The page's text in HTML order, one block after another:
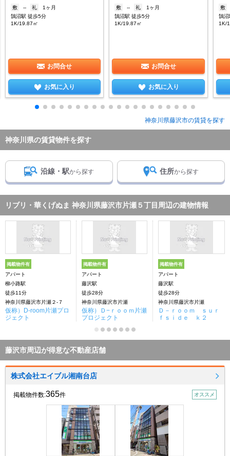
敷
-- 礼
1ヶ月
鵠沼駅 徒歩5分
1K/19.87㎡
お問合せ
お気に入り
敷
-- 礼
1ヶ月
鵠沼駅 徒歩5分
1K/19.87㎡
お問合せ
お気に入り
敷
鵠沼
1K/
神奈川県藤沢市の賃貸を探す
神奈川県の賃貸物件を探す
沿線・駅から探す 住所から探す
リブリ・華くげぬま 神奈川県藤沢市片瀬５丁目周辺の建物情報
掲載物件有
アパート
柳小路駅
徒歩11分
神奈川県藤沢市片瀬２-７
仮称）D-room片瀬プロ
ジェクト
掲載物件有
アパート
藤沢駅
徒歩28分
神奈川県藤沢市片瀬
仮称）Ｄ−ｒｏｏｍ片瀬
プロジェクト
掲載物件有
アパート
藤沢駅
徒歩28分
神奈川県藤沢市片瀬
Ｄ－ｒｏｏｍ ｓｕｒ
ｆｓｉｄｅ ｋ２
藤沢市周辺が得意な不動産店舗
株式会社エイブル湘南台店
掲載物件数:365件 オススメ